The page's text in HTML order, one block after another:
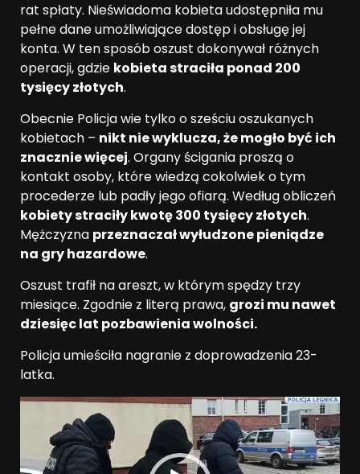
rat spłaty. Nieświadoma kobieta udostępniła mu
pełne dane umożliwiające dostęp i obsługę jej
konta. W ten sposób oszust dokonywał różnych
operacji, gdzie kobieta straciła ponad 200
tysięcy złotych.
Obecnie Policja wie tylko o sześciu oszukanych
kobietach – nikt nie wyklucza, że mogło być ich
znacznie więcej. Organy ścigania proszą o
kontakt osoby, które wiedzą cokolwiek o tym
procederze lub padły jego ofiarą. Według obliczeń
kobiety straciły kwotę 300 tysięcy złotych.
Mężczyzna przeznaczał wyłudzone pieniądze
na gry hazardowe.
Oszust trafił na areszt, w którym spędzy trzy
miesiące. Zgodnie z literą prawa, grozi mu nawet
dziesięc lat pozbawienia wolności.
Policja umieściła nagranie z doprowadzenia 23-
latka.
Odtwarzacz